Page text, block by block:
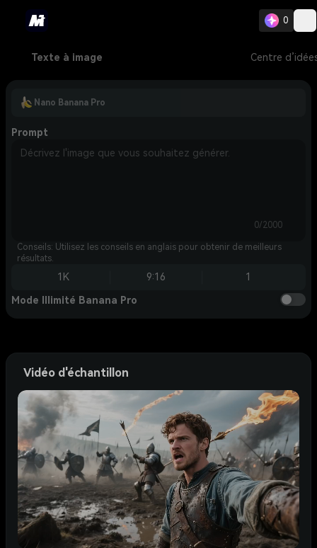
0
Texte à image Centre
Nano Banana Pro
Prompt
0/2000
Conseils: Utilisez les conseils en anglais pour obtenir de meilleurs
résultats.
1K 9:16 1
Mode Illimité Banana Pro
Vidéo d'échantillon